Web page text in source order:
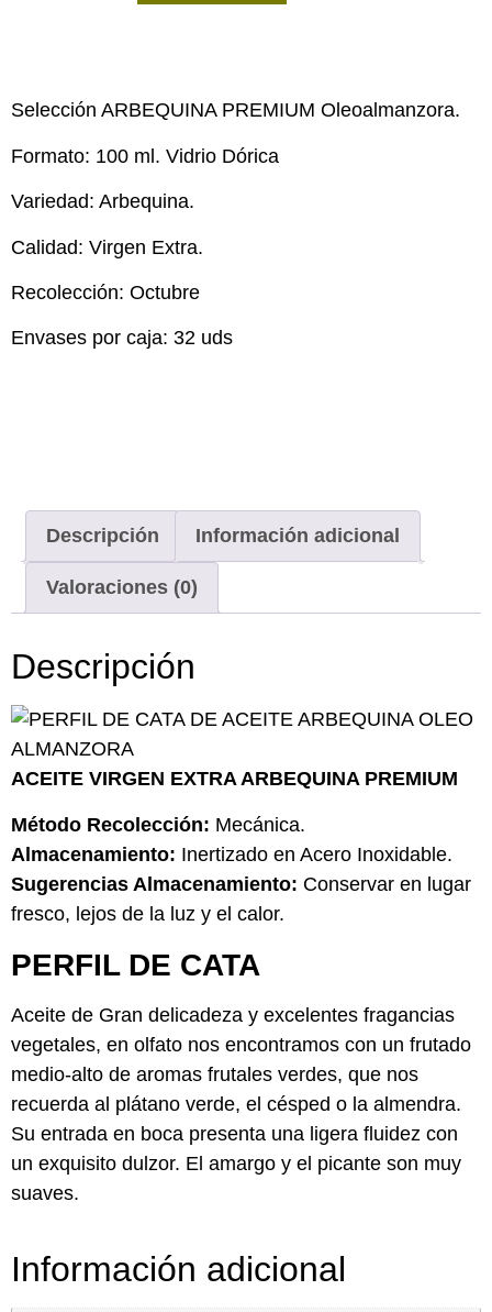
Selección ARBEQUINA PREMIUM Oleoalmanzora.
Formato: 100 ml. Vidrio Dórica
Variedad: Arbequina.
Calidad: Virgen Extra.
Recolección: Octubre
Envases por caja: 32 uds
Descripción Información adicional
Valoraciones (0)
Descripción
ACEITE VIRGEN EXTRA ARBEQUINA PREMIUM
Método Recolección: Mecánica.
Almacenamiento: Inertizado en Acero Inoxidable.
Sugerencias Almacenamiento: Conservar en lugar
fresco, lejos de la luz y el calor.
PERFIL DE CATA
Aceite de Gran delicadeza y excelentes fragancias
vegetales, en olfato nos encontramos con un frutado
medio-alto de aromas frutales verdes, que nos
recuerda al plátano verde, el césped o la almendra.
Su entrada en boca presenta una ligera fluidez con
un exquisito dulzor. El amargo y el picante son muy
suaves.
Información adicional